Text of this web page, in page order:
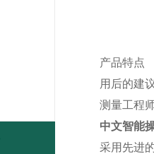
产品特点
用后的建
测量工程
中文智能
采用先进